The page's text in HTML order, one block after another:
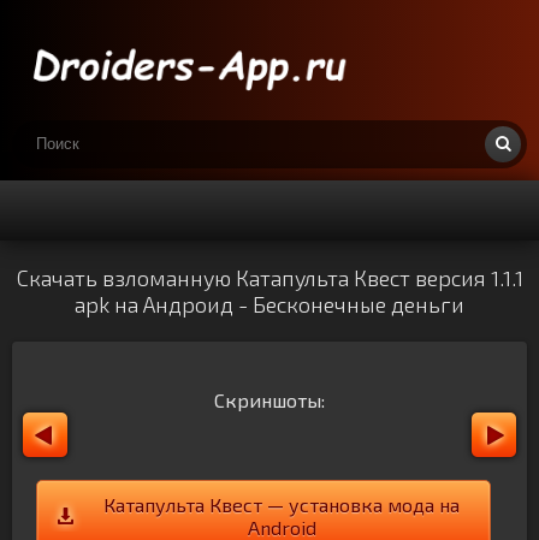
Скачать взломанную Катапульта Квест версия 1.1.1
apk на Андроид - Бесконечные деньги
Скриншоты:
Катапульта Квест — установка мода на
Android